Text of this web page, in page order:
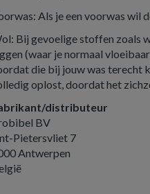
Als je een voorwas wil
Bij gevoelige stoffen zoals
(waar je normaal
die bij jouw was terecht
oplost, doordat het
distributeur
BV
Pietersvliet 7
Antwerpen